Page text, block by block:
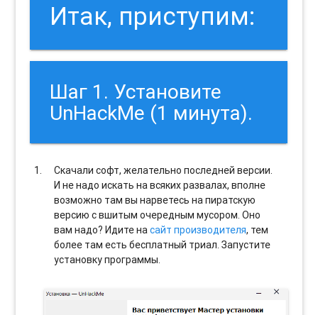
Итак, приступим:
Шаг 1. Установите
UnHackMe (1 минута).
Скачали софт, желательно последней версии.
И не надо искать на всяких развалах, вполне
возможно там вы нарветесь на пиратскую
версию с вшитым очередным мусором. Оно
вам надо? Идите насайт производителя, тем
более там есть бесплатный триал. Запустите
установку программы.